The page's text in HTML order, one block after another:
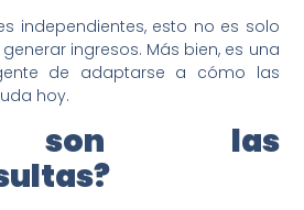
independientes, esto no es solo
ingresos. Más bien, es una
de adaptarse a cómo las
hoy.
son las